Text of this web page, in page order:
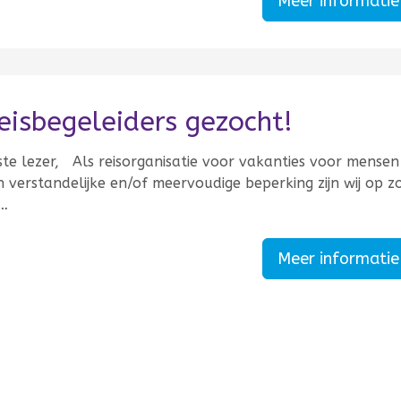
gezocht!
lezer, Als reisorganisatie voor vakanties voor
verstandelijke en/of meervoudige beperking zijn wij op
Meer